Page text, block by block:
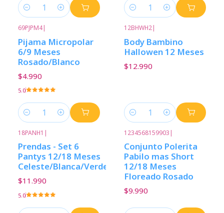
Cantidad Cantidad
69PJPM4|
Pijama Micropolar
6/9 Meses
Rosado/Blanco
$4.990
5.0
Cantidad
12BHWH2|
Body Bambino
Hallowen 12 Meses
$12.990
Cantidad
18PANH1 |
Prendas - Set 6
Pantys 12/18 Meses
Celeste/Blanca/Verde
$11.990
5.0
1234568159903 |
Conjunto Polerita
Pabilo mas Short
12/18 Meses
Floreado Rosado
$9.990